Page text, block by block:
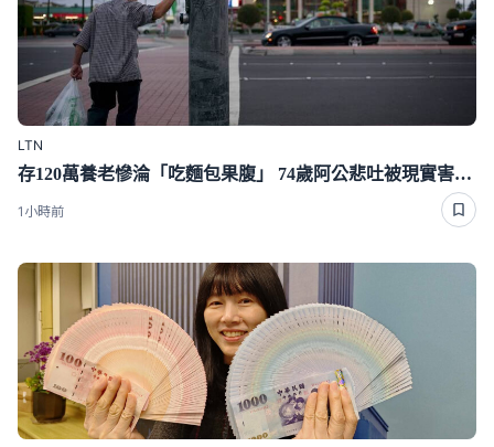
LTN
存120萬養老慘淪「吃麵包果腹」 74歲阿公悲吐被現實害慘真相
1小時前